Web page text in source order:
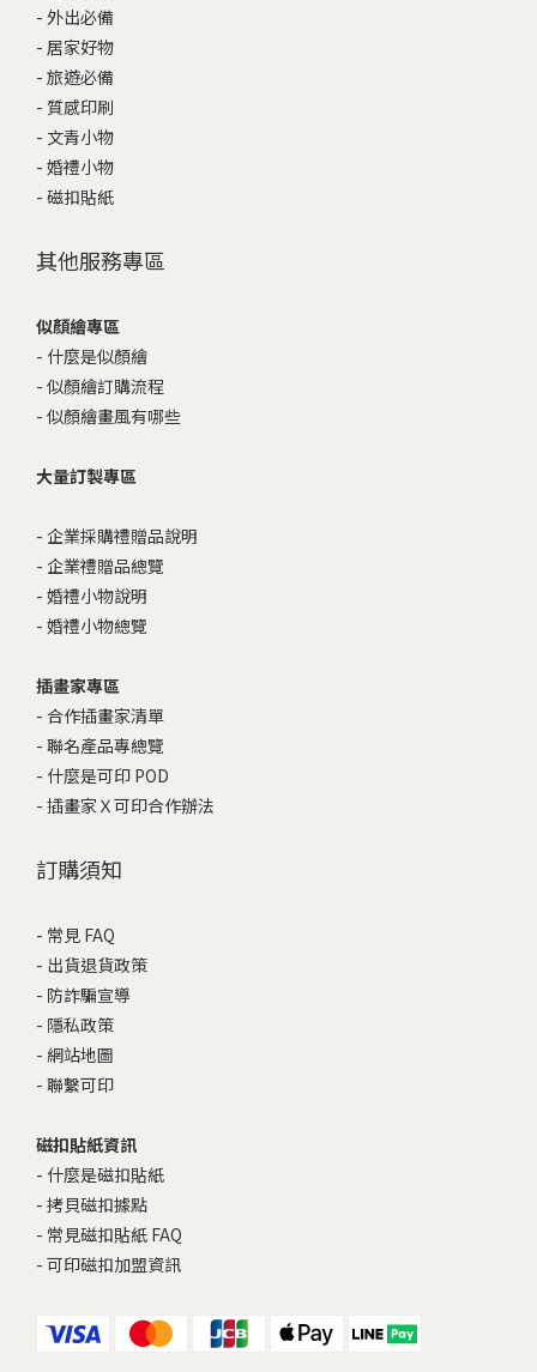
- 外出必備
- 居家好物
- 旅遊必備
- 質感印刷
- 文青小物
- 婚禮小物
- 磁扣貼紙
其他服務專區
似顏繪專區
- 什麼是似顏繪
- 似顏繪訂購流程
- 似顏繪畫風有哪些
大量訂製專區
- 企業採購禮贈品說明
- 企業禮贈品總覽
- 婚禮小物說明
- 婚禮小物總覽
插畫家專區
- 合作插畫家清單
- 聯名產品專總覽
- 什麼是可印 POD
- 插畫家Ｘ可印合作辦法
訂購須知
- 常見 FAQ
- 出貨退貨政策
- 防詐騙宣導
- 隱私政策
- 網站地圖
- 聯繫可印
磁扣貼紙資訊
- 什麼是磁扣貼紙
- 拷貝磁扣據點
- 常見磁扣貼紙 FAQ
- 可印磁扣加盟資訊